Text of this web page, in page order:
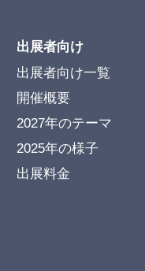
出展者向け
出展者向け一覧
開催概要
2027年のテーマ
2025年の様子
出展料金